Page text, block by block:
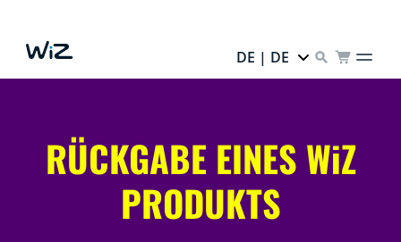
DE | DE
RÜCKGABE EINES WiZ
PRODUKTS